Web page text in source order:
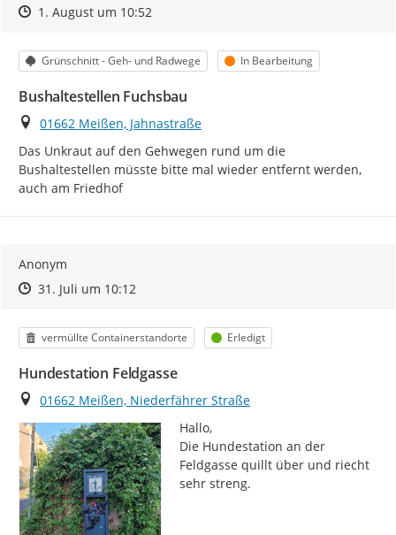
Zeitpunkt des Erstellens
Zeitpunkt des Erstellens
1. August um 10:52Zur Äußerung
Kategorie
Grünschnitt - Geh- und Radwege Status
In Bearbeitung
Bushaltestellen Fuchsbau
Ort
01662 Meißen, Jahnastraße
Das Unkraut auf den Gehwegen rund um die
Bushaltestellen müsste bitte mal wieder entfernt werden,
auch am Friedhof
Anonym
Zeitpunkt des Erstellens
Zeitpunkt des Erstellens
31. Juli um 10:12Zur Äußerung
Kategorie
vermüllte Containerstandorte Status
Erledigt
Hundestation Feldgasse
Ort
01662 Meißen, Niederfährer Straße
Hallo,
Die Hundestation an der
Feldgasse quillt über und riecht
sehr streng.